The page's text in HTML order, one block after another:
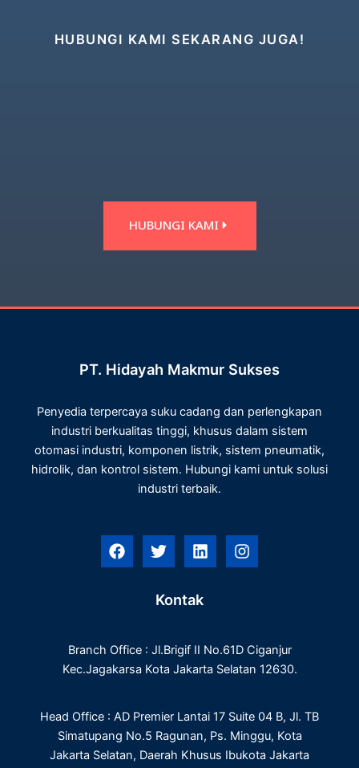
HUBUNGI KAMI SEKARANG JUGA!
HUBUNGI KAMI
PT. Hidayah Makmur Sukses
Penyedia terpercaya suku cadang dan perlengkapan
industri berkualitas tinggi, khusus dalam sistem
otomasi industri, komponen listrik, sistem pneumatik,
hidrolik, dan kontrol sistem. Hubungi kami untuk solusi
industri terbaik.
F
a
k
T
w
t
t
L
i
e
n
I
n
a
m
Kontak
Branch Office : Jl.Brigif II No.61D Ciganjur
Kec.Jagakarsa Kota Jakarta Selatan 12630.
Head Office : AD Premier Lantai 17 Suite 04 B, Jl. TB
Simatupang No.5 Ragunan, Ps. Minggu, Kota
Jakarta Selatan, Daerah Khusus Ibukota Jakarta